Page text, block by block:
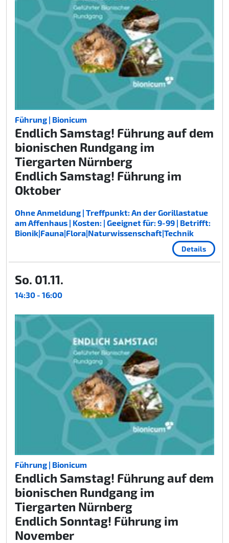
Führung | Bionicum
Endlich Samstag! Führung auf dem
bionischen Rundgang im
Tiergarten Nürnberg
Endlich Samstag! Führung im
Oktober
Ohne Anmeldung | Treffpunkt: An der Gorillastatue
am Affenhaus | Kosten: | Geeignet für: 9-99 | Betrifft:
Bionik|Fauna|Flora|Naturwissenschaft|Technik
Details
So. 01.11.
14:30 - 16:00
Führung | Bionicum
Endlich Samstag! Führung auf dem
bionischen Rundgang im
Tiergarten Nürnberg
Endlich Sonntag! Führung im
November